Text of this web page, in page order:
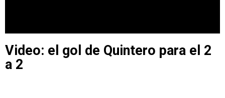
Video: el gol de Quintero para el 2
a 2